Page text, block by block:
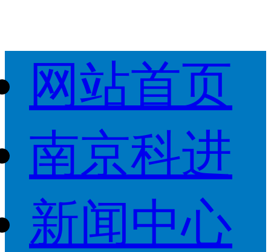
网站首页
南京科进
新闻中心